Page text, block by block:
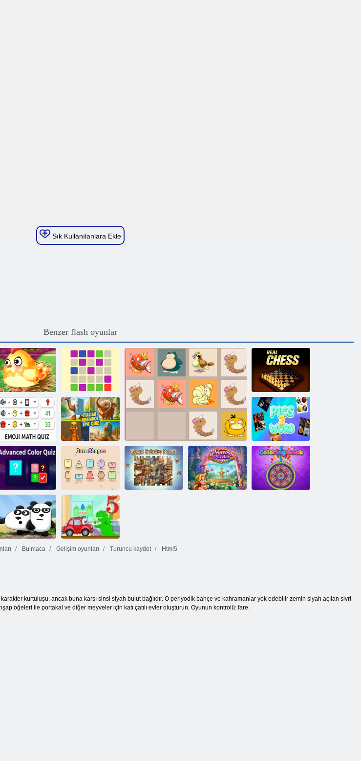
Sık Kullanılanlara Ekle
Benzer flash oyunlar
Çevrimiçi
Kelime Bağlantı
Nokta Yok Gerçek satranç
Emoji matematik
sınavı
İtalyan Brainrot
Epik Sınavı
Resimler 2
Kelime
Gelişmiş Renk
Testi
Sevimli Şekiller
Bulmaca Gelişim oyunları Turuncu kaydet Html5
kurtuluşu, ancak buna karşı sinsi siyah bulut bağlıdır. O periyodik bahçe ve kahramanlar yok edebilir zemin siyah açılan sivri
öğeleri ile portakal ve diğer meyveler için katı çatılı evler oluşturun. Oyunun kontrolü: fare.